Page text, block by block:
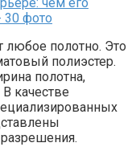
любое полотно. Это
полиэстер.
полотна,
качестве